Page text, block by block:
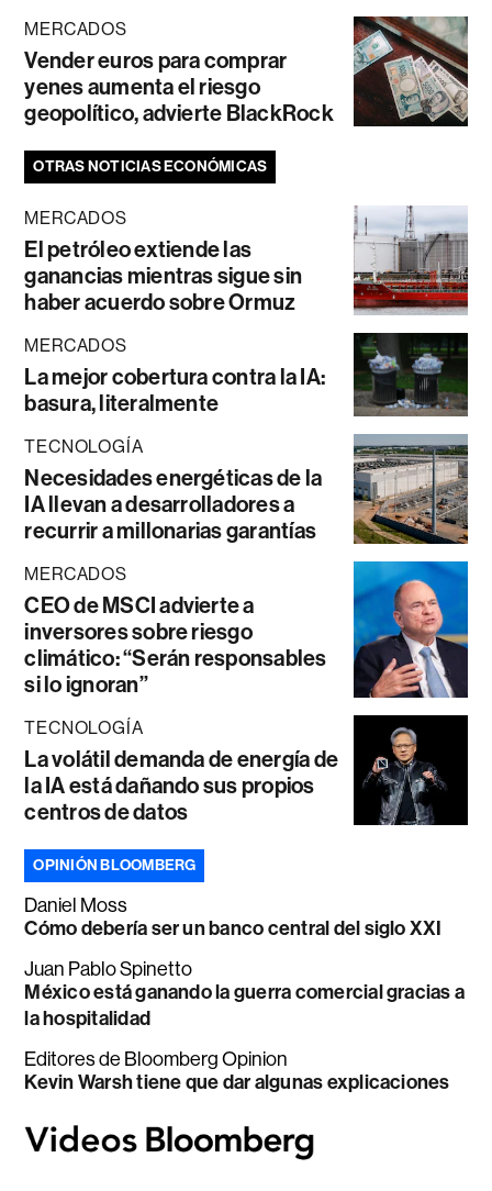
MERCADOS
Vender euros para comprar
yenes aumenta el riesgo
geopolítico, advierte BlackRock
OTRAS NOTICIAS ECONÓMICAS
MERCADOS
El petróleo extiende las
ganancias mientras sigue sin
haber acuerdo sobre Ormuz
MERCADOS
La mejor cobertura contra la IA:
basura, literalmente
TECNOLOGÍA
Necesidades energéticas de la
IA llevan a desarrolladores a
recurrir a millonarias garantías
MERCADOS
CEO de MSCI advierte a
inversores sobre riesgo
climático: “Serán responsables
si lo ignoran”
TECNOLOGÍA
La volátil demanda de energía de
la IA está dañando sus propios
centros de datos
OPINIÓN BLOOMBERG
Daniel Moss
Cómo debería ser un banco central del siglo XXI
Juan Pablo Spinetto
México está ganando la guerra comercial gracias a
la hospitalidad
Editores de Bloomberg Opinion
Kevin Warsh tiene que dar algunas explicaciones